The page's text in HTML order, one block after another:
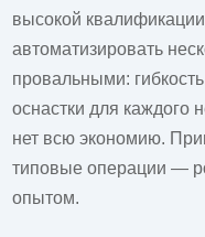
высокой
автоматизировать
провальными:
оснастки для каждого
нет всю экономию.
типовые операции —
опытом.